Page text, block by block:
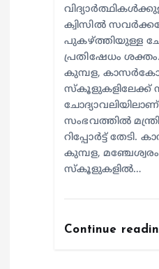
ക്വിസിൽ
പുകഴ്ത്തിയുള്ള
പ്രതിഷേധം
കുമ്പള, കാസർകോട്
സ്കൂളുകളിലേക്ക്‌
ചോദ്യാവലിയിലാണ്
സംഭവത്തിൽ
റിപ്പോർട്ട് തേടി.
കുമ്പള, മഞ്ചേശ്വരം
സ്‌കൂളുകളിൽ…
Continue